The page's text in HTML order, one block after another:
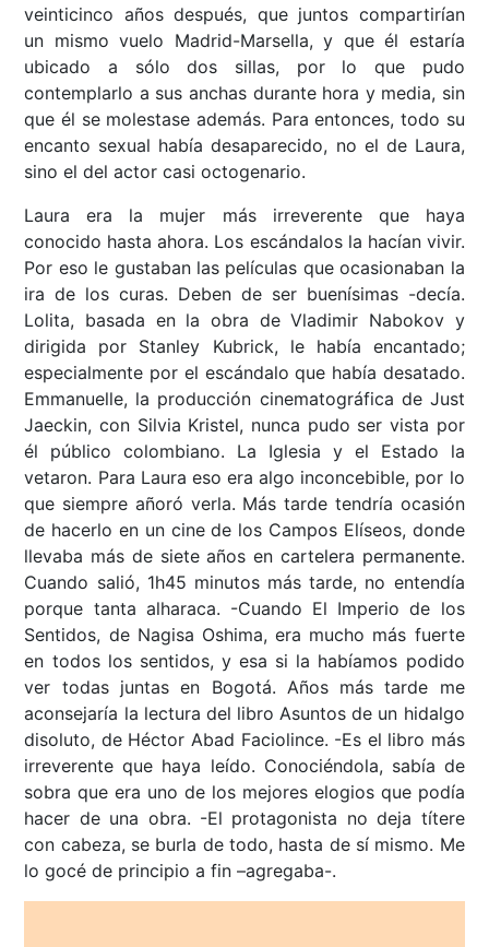
veinticinco años después, que juntos compartirían
un mismo vuelo Madrid-Marsella, y que él estaría
ubicado a sólo dos sillas, por lo que pudo
contemplarlo a sus anchas durante hora y media, sin
que él se molestase además. Para entonces, todo su
encanto sexual había desaparecido, no el de Laura,
sino el del actor casi octogenario.
Laura era la mujer más irreverente que haya
conocido hasta ahora. Los escándalos la hacían vivir.
Por eso le gustaban las películas que ocasionaban la
ira de los curas. Deben de ser buenísimas -decía.
Lolita, basada en la obra de Vladimir Nabokov y
dirigida por Stanley Kubrick, le había encantado;
especialmente por el escándalo que había desatado.
Emmanuelle, la producción cinematográfica de Just
Jaeckin, con Silvia Kristel, nunca pudo ser vista por
él público colombiano. La Iglesia y el Estado la
vetaron. Para Laura eso era algo inconcebible, por lo
que siempre añoró verla. Más tarde tendría ocasión
de hacerlo en un cine de los Campos Elíseos, donde
llevaba más de siete años en cartelera permanente.
Cuando salió, 1h45 minutos más tarde, no entendía
porque tanta alharaca. -Cuando El Imperio de los
Sentidos, de Nagisa Oshima, era mucho más fuerte
en todos los sentidos, y esa si la habíamos podido
ver todas juntas en Bogotá. Años más tarde me
aconsejaría la lectura del libro Asuntos de un hidalgo
disoluto, de Héctor Abad Faciolince. -Es el libro más
irreverente que haya leído. Conociéndola, sabía de
sobra que era uno de los mejores elogios que podía
hacer de una obra. -El protagonista no deja títere
con cabeza, se burla de todo, hasta de sí mismo. Me
lo gocé de principio a fin –agregaba-.